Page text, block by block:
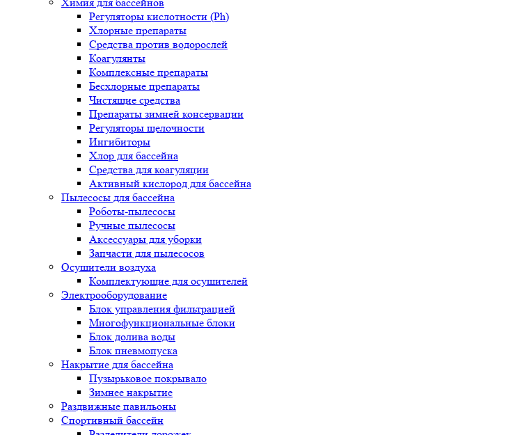
Регуляторы кислотности (Ph)
Хлорные препараты
Средства против водорослей
Коагулянты
Комплексные препараты
Бесхлорные препараты
Чистящие средства
Препараты зимней консервации
Регуляторы щелочности
Ингибиторы
Хлор для бассейна
Средства для коагуляции
Активный кислород для бассейна
Пылесосы для бассейна
Роботы-пылесосы
Ручные пылесосы
Аксессуары для уборки
Запчасти для пылесосов
Осушители воздуха
Комплектующие для осушителей
Электрооборудование
Блок управления фильтрацией
Многофункциональные блоки
Блок долива воды
Блок пневмопуска
Накрытие для бассейна
Пузырьковое покрывало
Зимнее накрытие
Раздвижные павильоны
Спортивный бассейн